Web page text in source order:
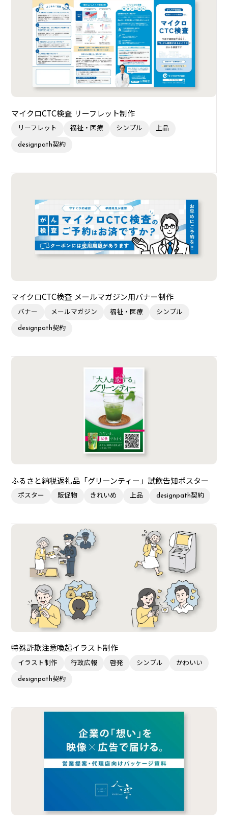
マイクロCTC検査 リーフレット制作
リーフレット 福祉・医療 シンプル 上品
designpath契約
マイクロCTC検査 メールマガジン用バナー制作
バナー メールマガジン 福祉・医療 シンプル
designpath契約
ふるさと納税返礼品「グリーンティー」試飲告知ポスター
ポスター 販促物 きれいめ 上品 designpath契約
特殊詐欺注意喚起イラスト制作
イラスト制作 行政広報 啓発 シンプル かわいい
designpath契約